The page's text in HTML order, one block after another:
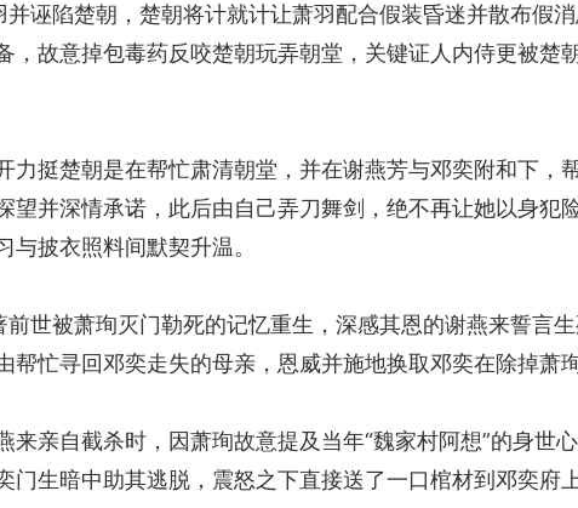
诬陷楚朝，楚朝将计就计让萧羽配合假装昏迷并散布假
，故意掉包毒药反咬楚朝玩弄朝堂，关键证人内侍更被楚
力挺楚朝是在帮忙肃清朝堂，并在谢燕芳与邓奕附和下，
望并深情承诺，此后由自己弄刀舞剑，绝不再让她以身犯
披衣照料间默契升温。
世被萧珣灭门勒死的记忆重生，深感其恩的谢燕来誓言
忙寻回邓奕走失的母亲，恩威并施地换取邓奕在除掉萧
来亲自截杀时，因萧珣故意提及当年“魏家村阿想”的身世
门生暗中助其逃脱，震怒之下直接送了一口棺材到邓奕府